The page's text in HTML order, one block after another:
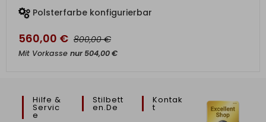
Polsterfarbe konfigurierbar
560,00 € 800,00€
Mit Vorkasse nur504,00€
Hilfe &
Servic
E
Stilbett
En.de
Kontak
T